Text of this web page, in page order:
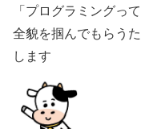
「プログラミングっ
全貌を掴んでもらう
します